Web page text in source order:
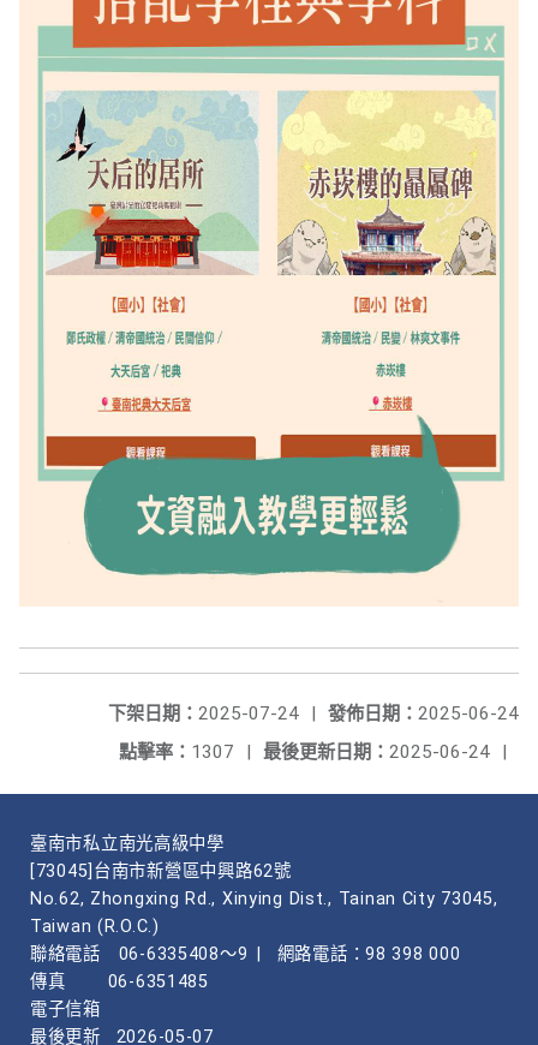
發佈日期： 2025-06-24
下架日期： 2025-07-24
|
最後更新日期： 2025-06-24 |
點擊率： 1307 |
臺南市私立南光高級中學
[73045]台南市新營區中興路62號
No.62, Zhongxing Rd., Xinying Dist., Tainan City 73045,
Taiwan (R.O.C.)
聯絡電話
06-6335408～9
網路電話：98 398 000
傳真
06-6351485
電子信箱
最後更新
2026-05-07